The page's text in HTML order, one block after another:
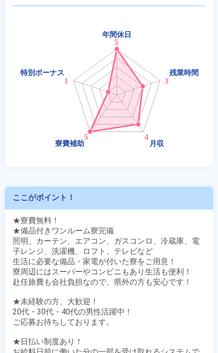
ここがポイント！
★寮費無料！
★備品付きワンルーム寮完備
照明、カーテン、エアコン、ガスコンロ、冷蔵庫、電
子レンジ、洗濯機、ロフト、テレビなど
生活に必要な備品・家電が付いた寮をご用意！
寮周辺にはスーパーやコンビニもあり生活も便利！
赴任旅費も会社負担なので、県外の方も安心です！
★未経験の方、大歓迎！
20代・30代・40代の男性活躍中！
ご応募お待ちしております。
★日払い制度あり！